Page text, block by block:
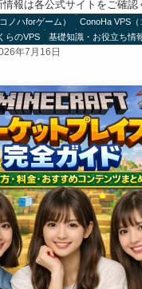
報は各公式サイトをご確認
ノハforゲーム）
ConoHa VPS（
らのVPS 基礎知識・お役立ち情
年7月16日